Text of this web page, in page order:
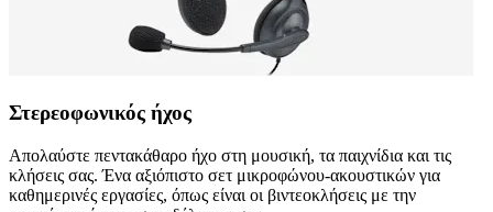
Στερεοφωνικός ήχος
Απολαύστε πεντακάθαρο ήχο στη μουσική, τα παιχνίδια και τις
κλήσεις σας. Ένα αξιόπιστο σετ μικροφώνου-ακουστικών για
καθημερινές εργασίες, όπως είναι οι βιντεοκλήσεις με την